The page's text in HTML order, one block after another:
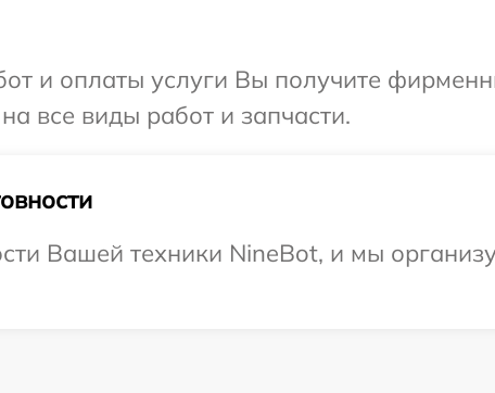
и оплаты услуги Вы получите
все виды работ и запчасти.
Вашей техники NineBot, и мы